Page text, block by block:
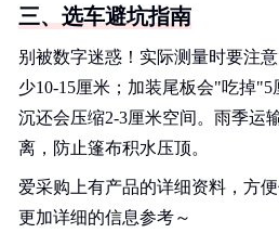
三、选车避坑指南
别被数字迷惑！实际测量时要注
少10-15厘米；加装尾板会"吃掉
沉还会压缩2-3厘米空间。雨季运
离，防止篷布积水压顶。
爱采购上有产品的详细资料，方
更加详细的信息参考～